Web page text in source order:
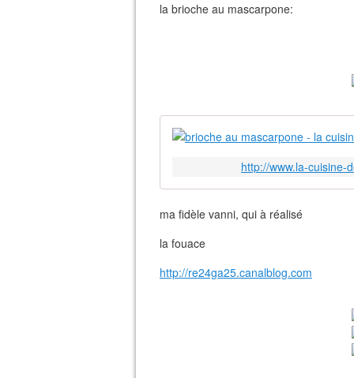
la brioche au mascarpone:
http://www.la-cuisine-
ma fidèle vanni, qui à réalisé
la fouace
http://re24ga25.canalblog.com